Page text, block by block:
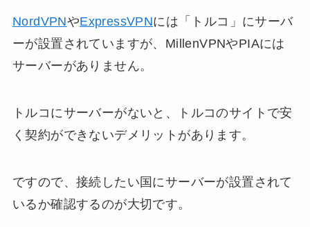
NordVPNやExpressVPNには「トルコ」にサーバ
ーが設置されていますが、MillenVPNやPIAには
サーバーがありません。
トルコにサーバーがないと、トルコのサイトで安
く契約ができないデメリットがあります。
ですので、接続したい国にサーバーが設置されて
いるか確認するのが大切です。